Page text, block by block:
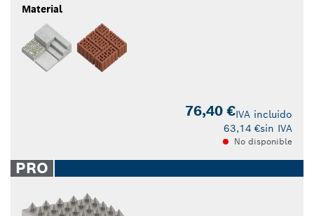
Material
76,40 €IVA incluido
63,14 €sin IVA
No disponible
PRO